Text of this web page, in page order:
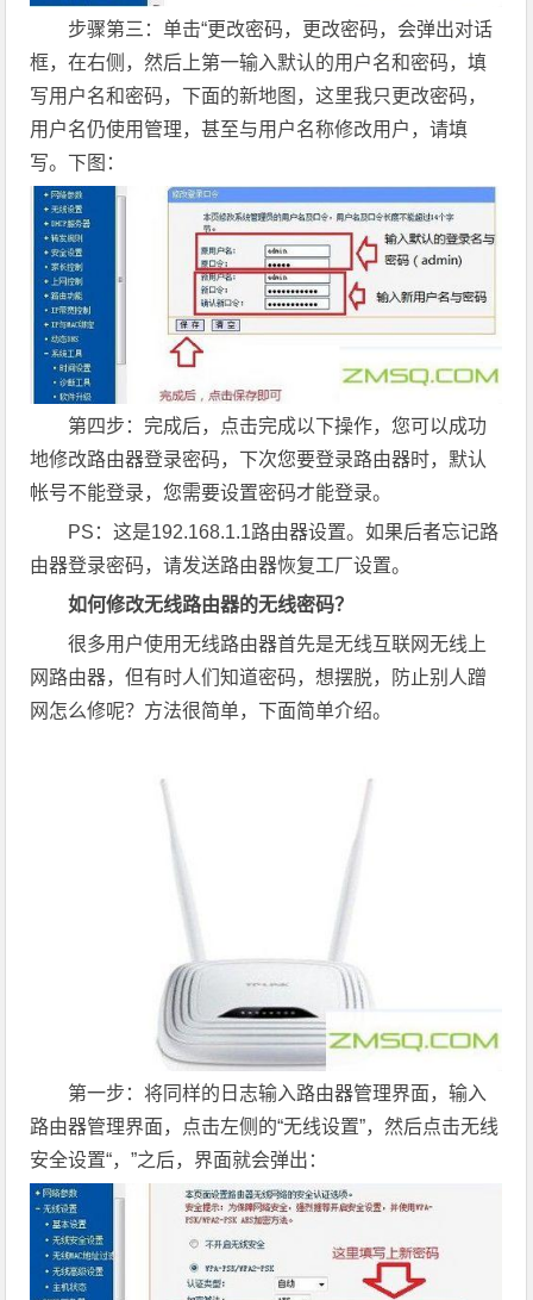
步骤第三：单击“更改密码，更改密码，会弹出对话
框，在右侧，然后上第一输入默认的用户名和密码，填
写用户名和密码，下面的新地图，这里我只更改密码，
用户名仍使用管理，甚至与用户名称修改用户，请填
写。下图：
第四步：完成后，点击完成以下操作，您可以成功
地修改路由器登录密码，下次您要登录路由器时，默认
帐号不能登录，您需要设置密码才能登录。
PS：这是192.168.1.1路由器设置。如果后者忘记路
由器登录密码，请发送路由器恢复工厂设置。
如何修改无线路由器的无线密码？
很多用户使用无线路由器首先是无线互联网无线上
网路由器，但有时人们知道密码，想摆脱，防止别人蹭
网怎么修呢？方法很简单，下面简单介绍。
第一步：将同样的日志输入路由器管理界面，输入
路由器管理界面，点击左侧的“无线设置”，然后点击无线
安全设置“，”之后，界面就会弹出：